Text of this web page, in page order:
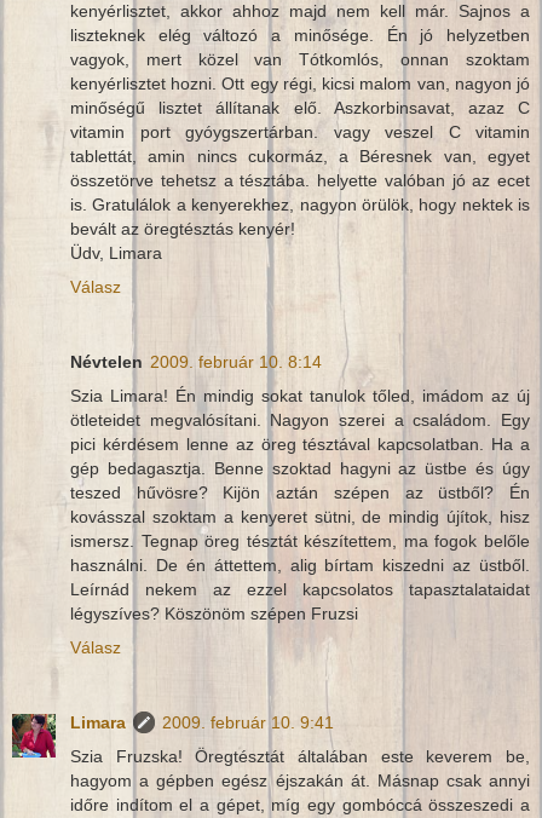
kenyérlisztet, akkor ahhoz majd nem kell már. Sajnos a
liszteknek elég változó a minősége. Én jó helyzetben
vagyok, mert közel van Tótkomlós, onnan szoktam
kenyérlisztet hozni. Ott egy régi, kicsi malom van, nagyon jó
minőségű lisztet állítanak elő. Aszkorbinsavat, azaz C
vitamin port gyóygszertárban. vagy veszel C vitamin
tablettát, amin nincs cukormáz, a Béresnek van, egyet
összetörve tehetsz a tésztába. helyette valóban jó az ecet
is. Gratulálok a kenyerekhez, nagyon örülök, hogy nektek is
bevált az öregtésztás kenyér!
Üdv, Limara
Válasz
Névtelen 2009. február 10. 8:14
Szia Limara! Én mindig sokat tanulok tőled, imádom az új
ötleteidet megvalósítani. Nagyon szerei a családom. Egy
pici kérdésem lenne az öreg tésztával kapcsolatban. Ha a
gép bedagasztja. Benne szoktad hagyni az üstbe és úgy
teszed hűvösre? Kijön aztán szépen az üstből? Én
kovásszal szoktam a kenyeret sütni, de mindig újítok, hisz
ismersz. Tegnap öreg tésztát készítettem, ma fogok belőle
használni. De én áttettem, alig bírtam kiszedni az üstből.
Leírnád nekem az ezzel kapcsolatos tapasztalataidat
légyszíves? Köszönöm szépen Fruzsi
Válasz
Limara
2009. február 10. 9:41
Szia Fruzska! Öregtésztát általában este keverem be,
hagyom a gépben egész éjszakán át. Másnap csak annyi
időre indítom el a gépet, míg egy gombóccá összeszedi a